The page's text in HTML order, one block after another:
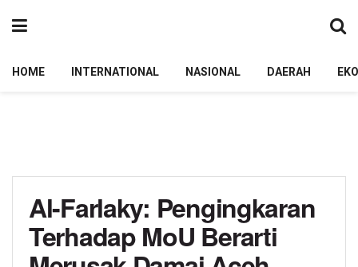
HOME INTERNATIONAL NASIONAL DAERAH
Al-Farlaky: Pengingkaran
Terhadap MoU Berarti